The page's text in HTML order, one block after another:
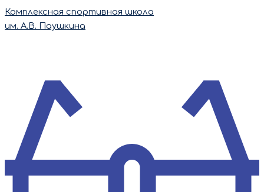
Перейти
Комплексная спортивная школа
им. А.В. Паушкина